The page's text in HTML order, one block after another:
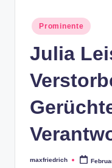
Posted
in
Prominente
Julia
Posted
maxfriedrich